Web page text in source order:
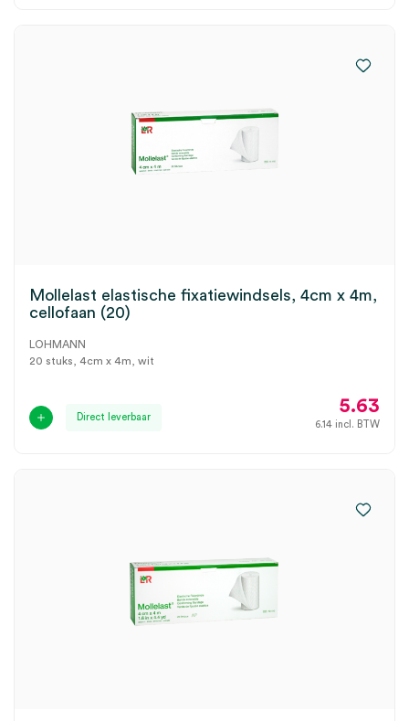
Mollelast elastische fixatiewindsels, 4cm x 4m,
cellofaan (20)
LOHMANN
20 stuks, 4cm x 4m, wit
Direct leverbaar
5.63
6.14 incl. BTW